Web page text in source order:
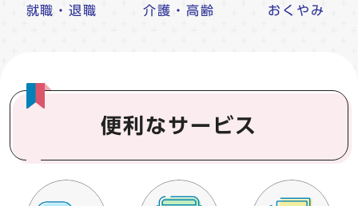
就職・退職 介護・高齢 おくやみ
便利なサービス